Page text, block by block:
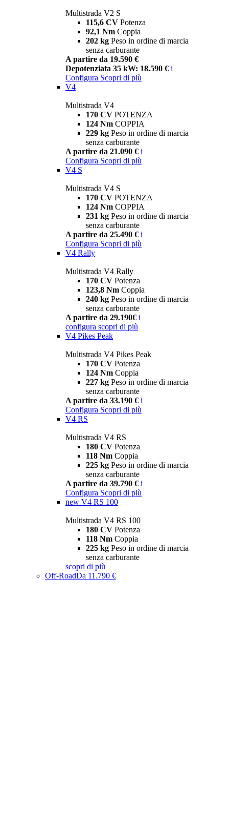
Multistrada V2 S
115,6 CV Potenza
92,1 Nm Coppia
202 kg Peso in ordine di marcia
senza carburante
A partire da 19.590 €
Depotenziata 35 kW: 18.590 € i
Configura Scopri di più
V4
Multistrada V4
170 CV POTENZA
124 Nm COPPIA
229 kg Peso in ordine di marcia
senza carburante
A partire da 21.090 € i
Configura Scopri di più
V4 S
Multistrada V4 S
170 CV POTENZA
124 Nm COPPIA
231 kg Peso in ordine di marcia
senza carburante
A partire da 25.490 € i
Configura Scopri di più
V4 Rally
Multistrada V4 Rally
170 CV Potenza
123,8 Nm Coppia
240 kg Peso in ordine di marcia
senza carburante
A partire da 29.190€ i
configura scopri di più
V4 Pikes Peak
Multistrada V4 Pikes Peak
170 CV Potenza
124 Nm Coppia
227 kg Peso in ordine di marcia
senza carburante
A partire da 33.190 € i
Configura Scopri di più
V4 RS
Multistrada V4 RS
180 CV Potenza
118 Nm Coppia
225 kg Peso in ordine di marcia
senza carburante
A partire da 39.790 € i
Configura Scopri di più
new V4 RS 100
Multistrada V4 RS 100
180 CV Potenza
118 Nm Coppia
225 kg Peso in ordine di marcia
senza carburante
scopri di più
Off-RoadDa 11.790 €